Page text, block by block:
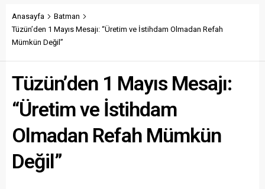
Anasayfa
Batman
Tüzün’den 1 Mayıs Mesajı: “Üretim ve İstihdam Olmadan Refah
Mümkün Değil”
Tüzün’den 1 Mayıs Mesajı:
“Üretim ve İstihdam
Olmadan Refah Mümkün
Değil”